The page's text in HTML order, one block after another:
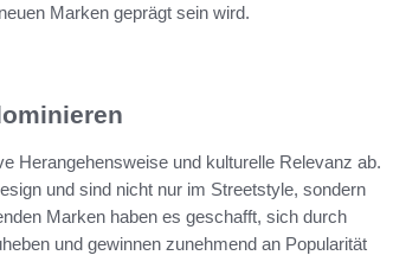
Marken geprägt sein wird.
Herangehensweise und kulturelle Relevanz ab.
und sind nicht nur im Streetstyle, sondern
Marken haben es geschafft, sich durch
und gewinnen zunehmend an Popularität